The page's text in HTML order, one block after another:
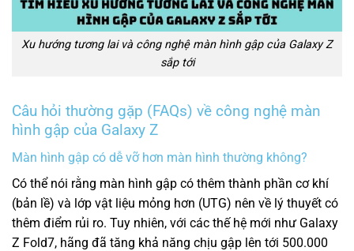
Xu hướng tương lai và công nghệ màn hình gập của Galaxy Z
sắp tới
Câu hỏi thường gặp (FAQs) về công nghệ màn
hình gập của Galaxy Z
Màn hình gập có dễ vỡ hơn màn hình thường không?
Có thể nói rằng màn hình gập có thêm thành phần cơ khí
(bản lề) và lớp vật liệu mỏng hơn (UTG) nên về lý thuyết có
thêm điểm rủi ro. Tuy nhiên, với các thế hệ mới như Galaxy
Z Fold7, hãng đã tăng khả năng chịu gập lên tới 500.000